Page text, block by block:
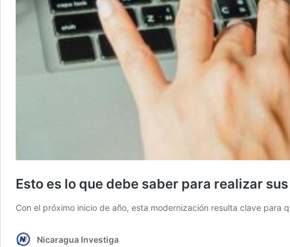
Esto es lo que debe saber para realizar
Con el próximo inicio de año, esta modernización resulta clave para
Nicaragua Investiga